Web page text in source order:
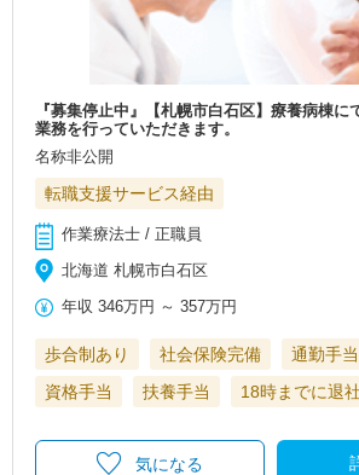
『募集停止中』【札幌市白石区】療養病棟に
業務を行っていただきます。
名称非公開
転職支援サービス経由
作業療法士 / 正職員
北海道 札幌市白石区
年収 346万円 ～357万円
歩合制あり 社会保険完備 通勤手当
資格手当
扶養手当 18時までに退
気になる